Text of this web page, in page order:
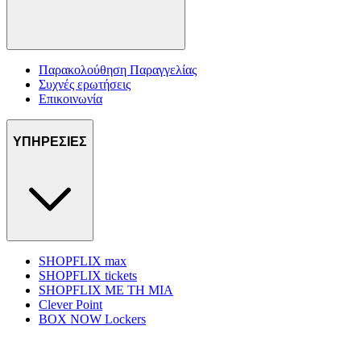
Παρακολούθηση Παραγγελίας
Συχνές ερωτήσεις
Επικοινωνία
ΥΠΗΡΕΣΙΕΣ
SHOPFLIX max
SHOPFLIX tickets
SHOPFLIX ΜΕ ΤΗ ΜΙΑ
Clever Point
BOX NOW Lockers